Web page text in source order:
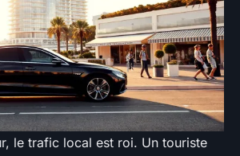
le trafic local est roi. Un touriste